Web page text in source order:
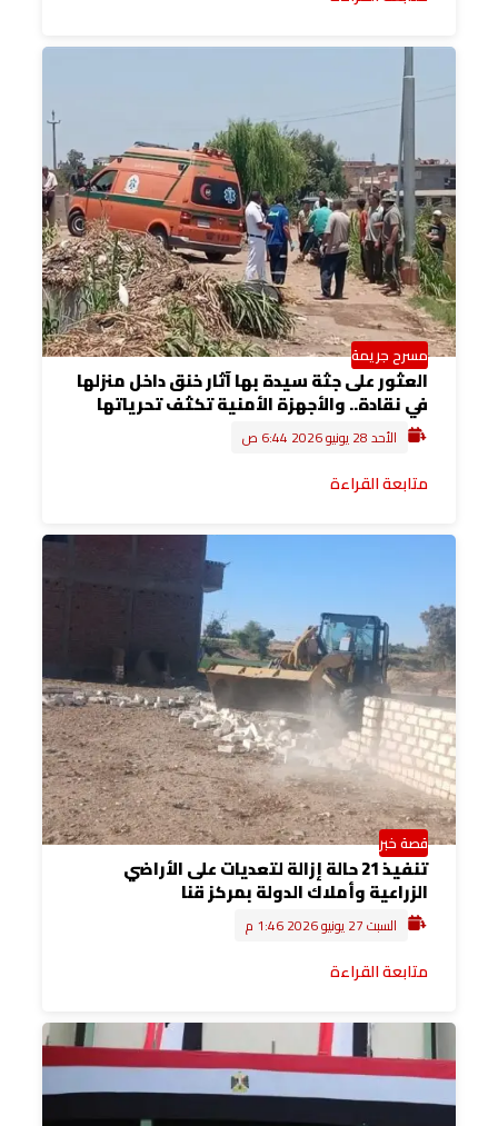
مسرح جريمة
العثور على جثة سيدة بها آثار خنق داخل منزلها
في نقادة.. والأجهزة الأمنية تكثف تحرياتها
الأحد 28 يونيو 2026 6:44 ص
متابعة القراءة
قصة خبر
تنفيذ 21 حالة إزالة لتعديات على الأراضي
الزراعية وأملاك الدولة بمركز قنا
السبت 27 يونيو 2026 1:46 م
متابعة القراءة